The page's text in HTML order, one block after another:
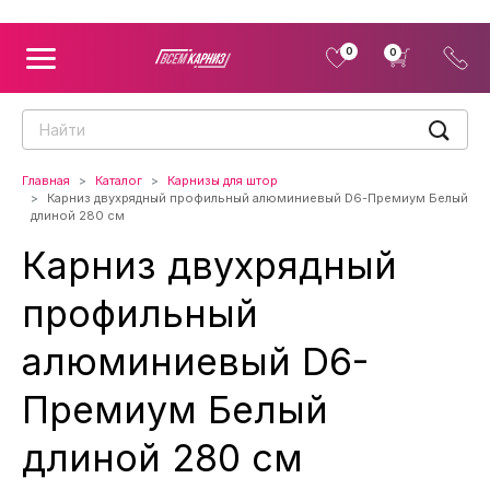
0 0
Главная Каталог
Карнизы для штор
Карниз двухрядный профильный алюминиевый D6-Премиум Белый
длиной 280 см
Карниз двухрядный
профильный
алюминиевый D6-
Премиум Белый
длиной 280 см